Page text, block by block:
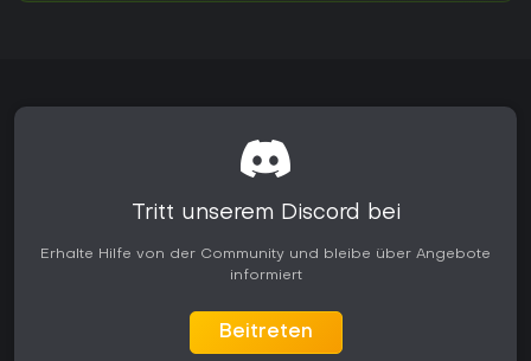
Tritt unserem Discord bei
Erhalte Hilfe von der Community und bleibe über Angebote
informiert
Beitreten